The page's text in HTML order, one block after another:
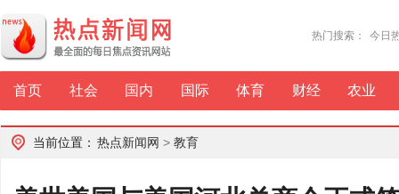
热门搜索： 今日
首页 社会 国内 国际 体育 财经 农业
当前位置： 热点新闻网 > 教育